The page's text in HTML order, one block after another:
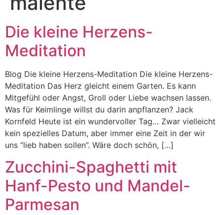
Die kleine Herzens-
Meditation
Blog Die kleine Herzens-Meditation Die kleine Herzens-
Meditation Das Herz gleicht einem Garten. Es kann
Mitgefühl oder Angst, Groll oder Liebe wachsen lassen.
Was für Keimlinge willst du darin anpflanzen? Jack
Kornfeld Heute ist ein wundervoller Tag… Zwar vielleicht
kein spezielles Datum, aber immer eine Zeit in der wir
uns “lieb haben sollen”. Wäre doch schön, […]
Zucchini-Spaghetti mit
Hanf-Pesto und Mandel-
Parmesan